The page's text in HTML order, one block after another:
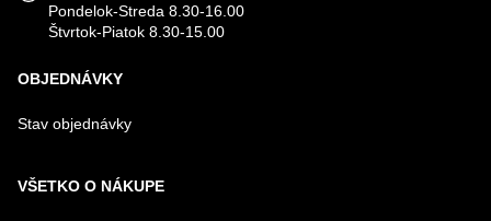
Pondelok-Streda 8.30-16.00
Štvrtok-Piatok 8.30-15.00
OBJEDNÁVKY
Stav objednávky
VŠETKO O NÁKUPE